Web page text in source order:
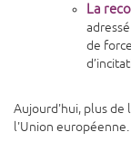
La
de
Aujourd'hui, plus de
l'Union européenne.